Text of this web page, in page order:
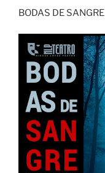
BODAS DE SANGRE